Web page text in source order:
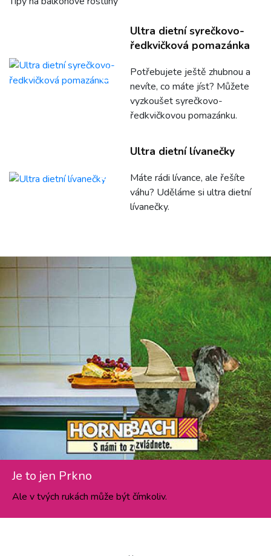
Ultra dietní syrečkovo-
ředkvičková pomazánka
Potřebujete ještě zhubnou a
nevíte, co máte jíst? Můžete
vyzkoušet syrečkovo-
ředkvičkovou pomazánku.
Ultra dietní lívanečky
Máte rádi lívance, ale řešíte
váhu? Uděláme si ultra dietní
lívanečky.
Je to jen Prkno
Ale v tvých rukách může být čímkoliv.